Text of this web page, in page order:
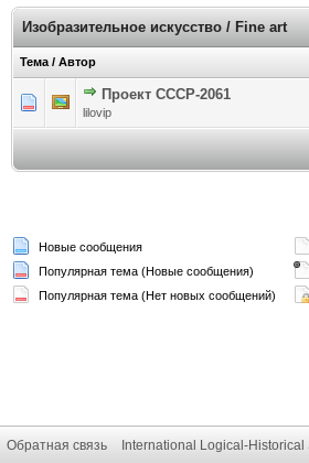
Изобразительное искусство / Fine art
Тема / Автор
Проект СССР-2061
lilovip
Голосов: 0 - Средняя оценка:
Новые сообщения
Популярная тема (Новые сообщения)
Популярная тема (Нет новых сообщений)
Обратная связь International Logical-Historical